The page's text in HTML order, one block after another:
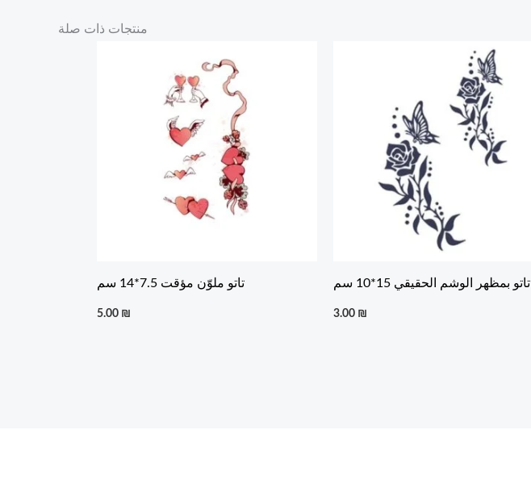
منتجات ذات صلة
تاتو ملوّن مؤقت 7.5*14 سم
5.00 ₪
تاتو بمظهر الوشم الحقيقي 15*10 سم
3.00 ₪